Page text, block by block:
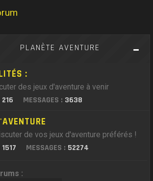
PLANÈTE AVENTURE
:
des jeux d'aventure à venir
216 MESSAGES : 3638
de vos jeux d'aventure préférés !
1517 MESSAGES : 52274
: